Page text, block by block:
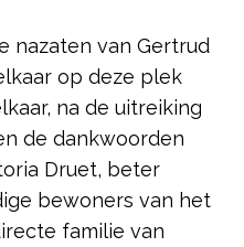
nazaten van Gertrud
op deze plek
na de uitreiking
de dankwoorden
Druet, beter
bewoners van het
familie van